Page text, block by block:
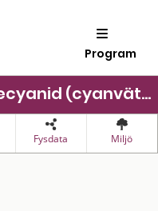
Program
Vätecyanid (cyanväte), stabiliserad
Fysdata Miljö